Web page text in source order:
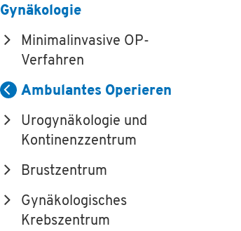
Gynäkologie
Minimalinvasive OP-
Verfahren
Ambulantes Operieren
Urogynäkologie und
Kontinenzzentrum
Brustzentrum
Gynäkologisches
Krebszentrum